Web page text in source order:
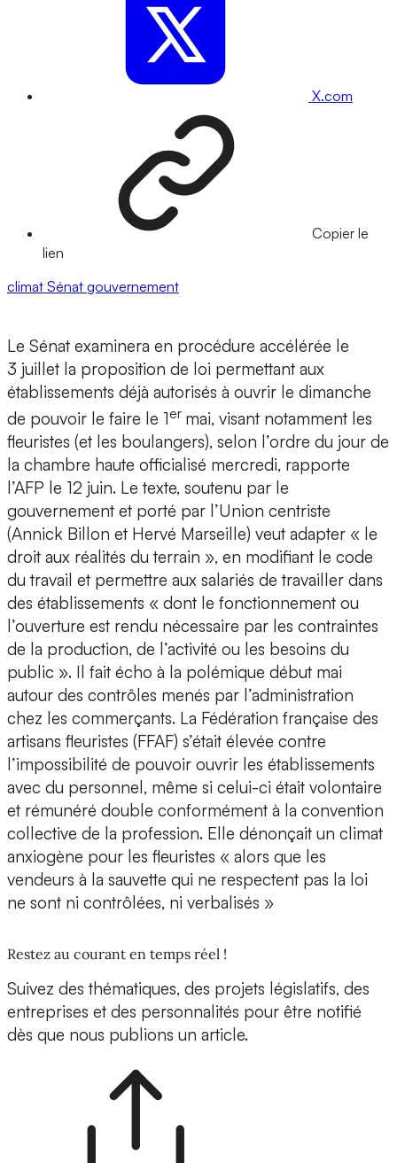
X.com
Copier le
lien
climat Sénat gouvernement
Le Sénat examinera en procédure accélérée le
3 juillet la proposition de loi permettant aux
établissements déjà autorisés à ouvrir le dimanche
de pouvoir le faire le 1er mai, visant notamment les
fleuristes (et les boulangers), selon l’ordre du jour de
la chambre haute officialisé mercredi, rapporte
l’AFP le 12 juin. Le texte, soutenu par le
gouvernement et porté par l’Union centriste
(Annick Billon et Hervé Marseille) veut adapter « le
droit aux réalités du terrain », en modifiant le code
du travail et permettre aux salariés de travailler dans
des établissements « dont le fonctionnement ou
l’ouverture est rendu nécessaire par les contraintes
de la production, de l’activité ou les besoins du
public ». Il fait écho à la polémique début mai
autour des contrôles menés par l’administration
chez les commerçants. La Fédération française des
artisans fleuristes (FFAF) s’était élevée contre
l’impossibilité de pouvoir ouvrir les établissements
avec du personnel, même si celui-ci était volontaire
et rémunéré double conformément à la convention
collective de la profession. Elle dénonçait un climat
anxiogène pour les fleuristes « alors que les
vendeurs à la sauvette qui ne respectent pas la loi
ne sont ni contrôlées, ni verbalisés »
Restez au courant en temps réel !
Suivez des thématiques, des projets législatifs, des
entreprises et des personnalités pour être notifié
dès que nous publions un article.